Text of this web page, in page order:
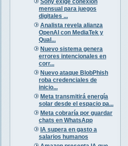
mensual para juegos
digitales ...
Analista revela alianza
OpenAI con MediaTek y
Qual...
Nuevo sistema genera
errores intencionales en
corr...
Nuevo ataque BlobPhish
roba credenciales de
inicio...
Meta transmitirá energía
solar desde el espacio pa...
Meta cobraría por guardar
chats en WhatsApp
IA supera en gasto a
salarios humanos